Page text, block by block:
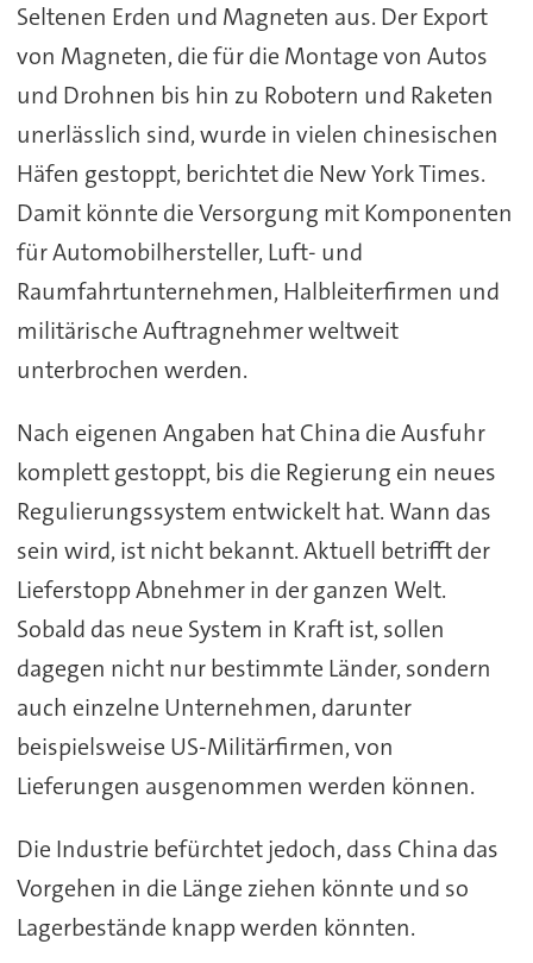
Seltenen Erden und Magneten aus. Der Export
von Magneten, die für die Montage von Autos
und Drohnen bis hin zu Robotern und Raketen
unerlässlich sind, wurde in vielen chinesischen
Häfen gestoppt, berichtet die New York Times.
Damit könnte die Versorgung mit Komponenten
für Automobilhersteller, Luft- und
Raumfahrtunternehmen, Halbleiterfirmen und
militärische Auftragnehmer weltweit
unterbrochen werden.
Nach eigenen Angaben hat China die Ausfuhr
komplett gestoppt, bis die Regierung ein neues
Regulierungssystem entwickelt hat. Wann das
sein wird, ist nicht bekannt. Aktuell betrifft der
Lieferstopp Abnehmer in der ganzen Welt.
Sobald das neue System in Kraft ist, sollen
dagegen nicht nur bestimmte Länder, sondern
auch einzelne Unternehmen, darunter
beispielsweise US-Militärfirmen, von
Lieferungen ausgenommen werden können.
Die Industrie befürchtet jedoch, dass China das
Vorgehen in die Länge ziehen könnte und so
Lagerbestände knapp werden könnten.